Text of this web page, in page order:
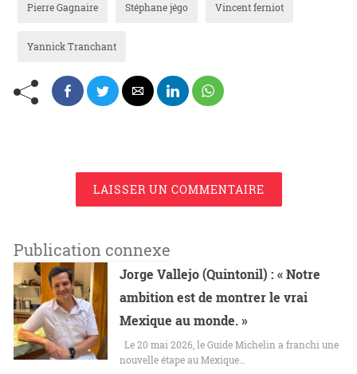
Pierre Gagnaire Stéphane jégo Vincent ferniot
Yannick Tranchant
LAISSER UN COMMENTAIRE
Publication connexe
Jorge Vallejo (Quintonil) : « Notre
ambition est de montrer le vrai
Mexique au monde. »
Le 20 mai 2026, le Guide Michelin a franchi une
nouvelle étape au Mexique…